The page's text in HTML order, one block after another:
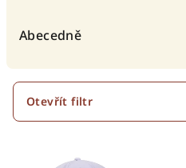
r
Abecedně
Otevřít filtr